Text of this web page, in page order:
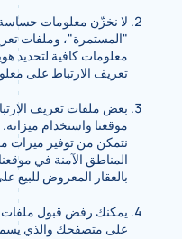
لا نخزّن معلومات
"المستمرة"، وملفات
معلومات كافية لتحديد
تعريف الارتباط على
بعض ملفات تعريف
موقعنا واستخدام
نتمكن من توفير ميزات
المناطق الآمنة في
بالعقار المعروض للبيع
يمكنك رفض قبول ملفات
على متصفحك والذي